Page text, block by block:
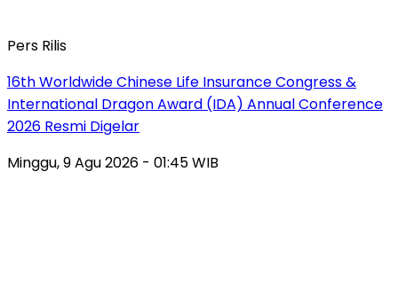
Pers Rilis
16th Worldwide Chinese Life Insurance Congress &
International Dragon Award (IDA) Annual Conference
2026 Resmi Digelar
Minggu, 9 Agu 2026 - 01:45 WIB